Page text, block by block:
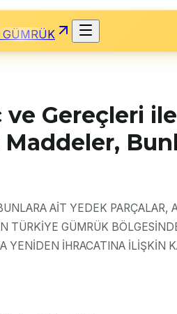
GÜMRÜK
ve Gereçleri
Maddeler,
AİT YEDEK PARÇALAR,
TÜRKİYE GÜMRÜK
YENİDEN İHRACATINA İLİŞKİN